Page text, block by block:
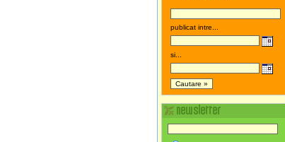
publicat intre...
si...